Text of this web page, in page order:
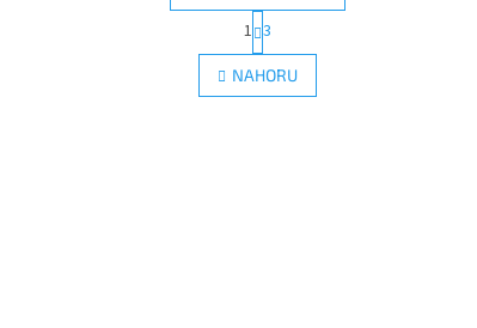
O
v
l
S
t
r
á
n
1 3
NAHORU